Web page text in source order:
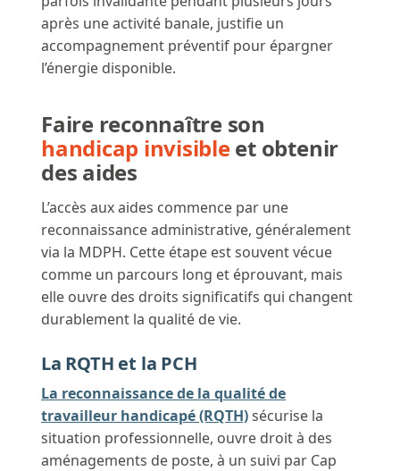
après une activité banale, justifie un
accompagnement préventif pour épargner
l’énergie disponible.
Faire reconnaître son
handicap invisibleet obtenir
des aides
L’accès aux aides commence par une
reconnaissance administrative, généralement
via la MDPH. Cette étape est souvent vécue
comme un parcours long et éprouvant, mais
elle ouvre des droits significatifs qui changent
durablement la qualité de vie.
La RQTH et la PCH
La reconnaissance de la qualité de
travailleur handicapé (RQTH)sécurise la
situation professionnelle, ouvre droit à des
aménagements de poste, à un suivi par Cap